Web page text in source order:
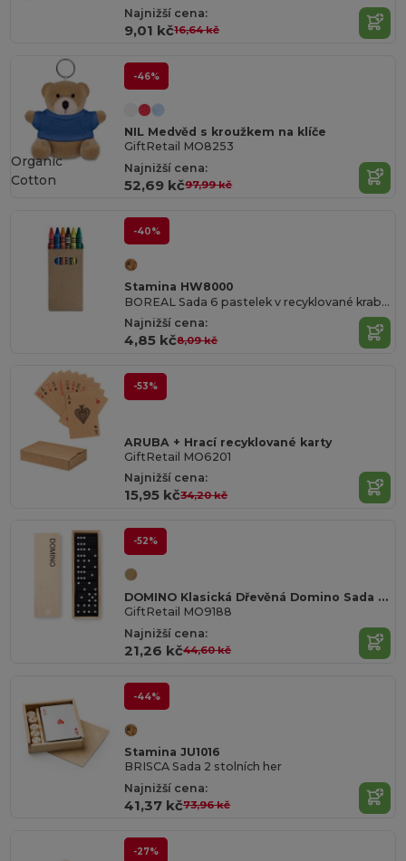
Najnižší cena:
9,01 kč16,64 kč
-46%
NIL Medvěd s kroužkem na klíče
GiftRetail MO8253
Najnižší cena:
52,69 kč97,99 kč
Organic
Cotton
-40%
Stamina HW8000
BOREAL Sada 6 pastelek v recyklované krabičce z lepenky
Najnižší cena:
4,85 kč8,09 kč
-53%
ARUBA + Hrací recyklované karty
GiftRetail MO6201
Najnižší cena:
15,95 kč34,20 kč
-52%
DOMINO Klasická Dřevěná Domino Sada v Krabičce
GiftRetail MO9188
Najnižší cena:
21,26 kč44,60 kč
-44%
Stamina JU1016
BRISCA Sada 2 stolních her
Najnižší cena:
41,37 kč73,96 kč
-27%